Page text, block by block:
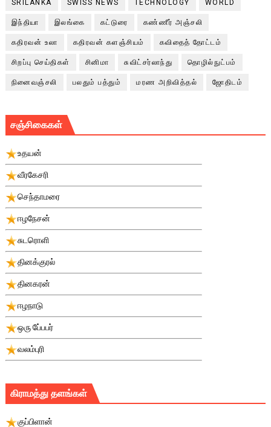
SRILANKA SWISS NEWS TECHNOLOGY WORLD
இந்தியா இலங்கை கட்டுரை கண்ணீர் அஞ்சலி
கதிரவன் உலா கதிரவன் களஞ்சியம் கவிதைத் தோட்டம்
சிறப்பு செய்திகள் சினிமா சுவிட்சர்லாந்து தொழில்நுட்பம்
நினைவஞ்சலி பலதும் பத்தும் மரண அறிவித்தல் ஜோதிடம்
சஞ்சிகைகள்
உதயன்
வீரகேசரி
செந்தாமரை
ஈழநேசன்
சுடரொளி
தினக்குரல்
தினகரன்
ஈழநாடு
ஒரு பே்பபர்
வலம்புரி
கிராமத்து தளங்கள்
குப்பிளான்